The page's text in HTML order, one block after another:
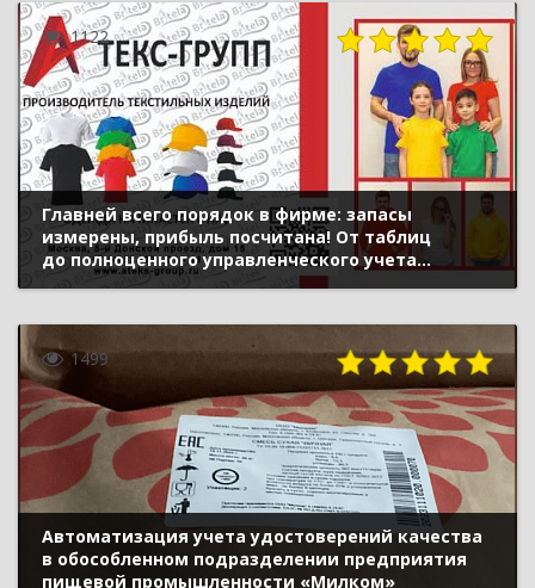
1122
Главней всего порядок в фирме: запасы
измерены, прибыль посчитана! От таблиц
до полноценного управленческого учета
в облачной «1С:УНФ»
1499
Автоматизация учета удостоверений качества
в обособленном подразделении предприятия
пищевой промышленности «Милком»